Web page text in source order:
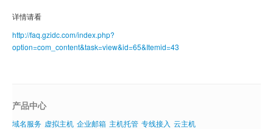
域名注册
虚拟主机
详情请看
http://faq.gzidc.com/index.php?
option=com_content&task=view&id=65&Itemid=43
产品中心
域名服务 虚拟主机 企业邮箱 主机托管 专线接入 云主机